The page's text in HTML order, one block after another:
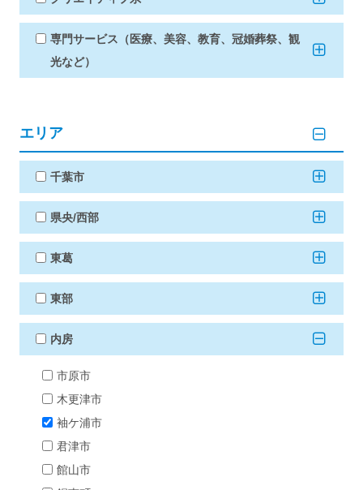
専門サービス（医療、美容、教育、冠婚葬祭、観
光など）
エリア
千葉市
県央/西部
東葛
東部
内房
市原市
木更津市
袖ケ浦市
君津市
館山市